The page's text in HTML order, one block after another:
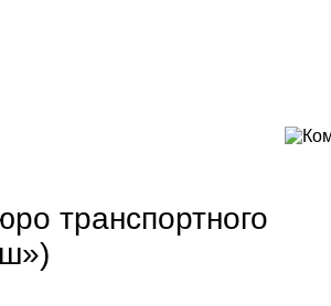
транспортного